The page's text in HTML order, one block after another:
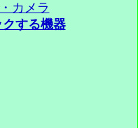
カメラ
する機器